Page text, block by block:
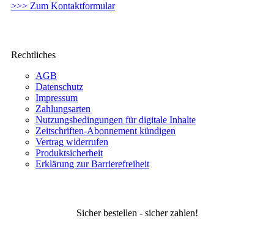
>>> Zum Kontaktformular
Rechtliches
AGB
Datenschutz
Impressum
Zahlungsarten
Nutzungsbedingungen für digitale Inhalte
Zeitschriften-Abonnement kündigen
Vertrag widerrufen
Produktsicherheit
Erklärung zur Barrierefreiheit
Sicher bestellen - sicher zahlen!